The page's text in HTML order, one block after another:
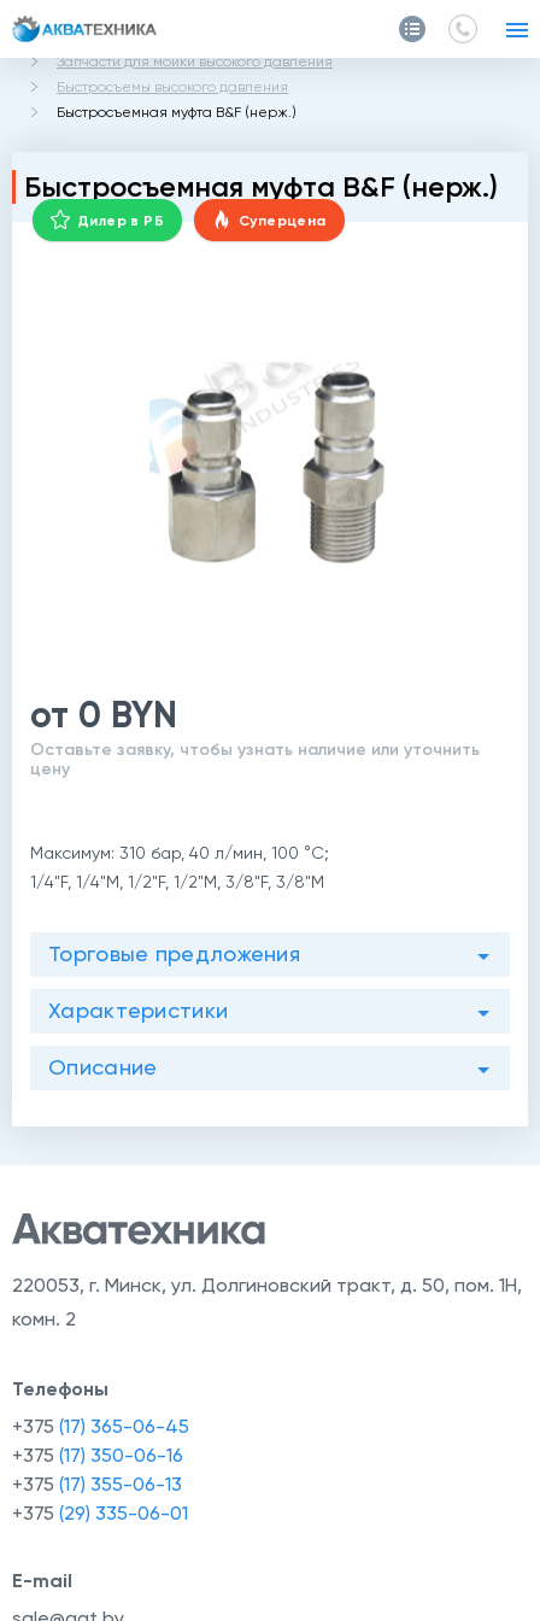
Главная Каталог
Запчасти для мойки высокого давления
Быстросъемы высокого давления
Быстросъемная муфта B&F (нерж.)
Быстросъемная муфта B&F (нерж.)
Дилер в РБ Суперцена
от 0 BYN
Оставьте заявку, чтобы узнать наличие или уточнить
цену
Максимум: 310 бар, 40 л/мин, 100 °C;
1/4"F, 1/4"M, 1/2"F, 1/2"M, 3/8"F, 3/8"M
Торговые предложения
Характеристики
Описание
220053, г. Минск, ул. Долгиновский тракт, д. 50, пом. 1Н,
комн. 2
Телефоны
+375 (17) 365-06-45
+375 (17) 350-06-16
+375 (17) 355-06-13
+375 (29) 335-06-01
E-mail